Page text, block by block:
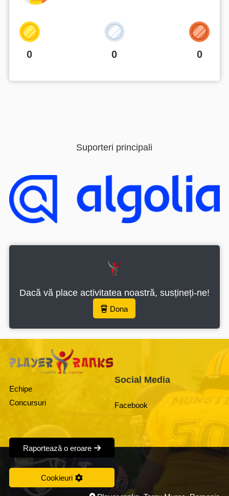
0 0 0
Suporteri principali
Dacă vă place activitatea noastră, susțineți-ne!
Dona
Echipe
Concursuri
Raportează o eroare
Cookieuri
Social Media
Facebook